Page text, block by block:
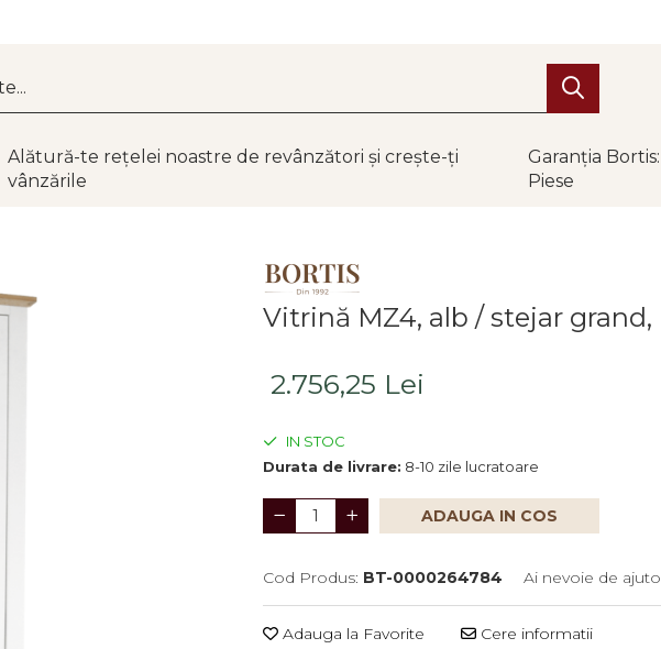
Alătură-te rețelei noastre de revânzători și crește-ți
vânzările
Garanția
Piese
Vitrină MZ4, alb / stejar grand,
2.756,25 Lei
IN STOC
Durata de livrare: 8-10 zile lucratoare
ADAUGA IN COS
Cod Produs: BT-0000264784 Ai nevoie de
Adauga la Favorite Cere informatii